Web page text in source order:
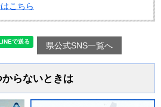
こちら
県公式SNS一覧へ
からないときは